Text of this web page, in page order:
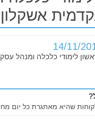
אשקלון
לימודי כלכלה ומנהל
שהיא מאתגרת כל יום